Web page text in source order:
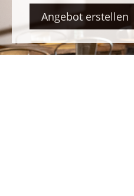
Angebot erstellen